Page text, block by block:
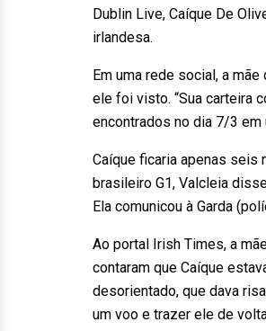
Dublin Live, Caíque De
irlandesa.
Em uma rede social, a
ele foi visto. “Sua carteira
encontrados no dia 7/3 em
Caíque ficaria apenas seis
brasileiro G1, Valcleia
Ela comunicou à Garda
Ao portal Irish Times, a
contaram que Caíque
desorientado, que dava
um voo e trazer ele de